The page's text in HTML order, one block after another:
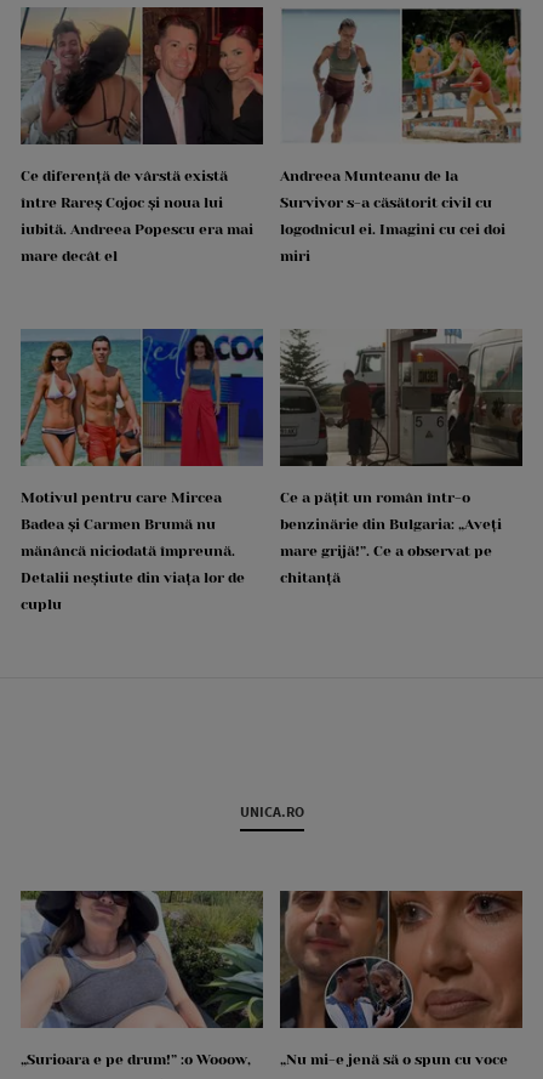
Ce diferență de vârstă există
între Rareș Cojoc și noua lui
iubită. Andreea Popescu era mai
mare decât el
Andreea Munteanu de la
Survivor s-a căsătorit civil cu
logodnicul ei. Imagini cu cei doi
miri
Motivul pentru care Mircea
Badea și Carmen Brumă nu
mănâncă niciodată împreună.
Detalii neștiute din viața lor de
cuplu
Ce a pățit un român într-o
benzinărie din Bulgaria: „Aveți
mare grijă!”. Ce a observat pe
chitanță
UNICA.RO
„Surioara e pe drum!” :o Wooow,
„Nu mi-e jenă să o spun cu voce